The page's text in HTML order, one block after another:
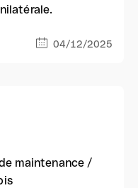
04/12/2025
maintenance /